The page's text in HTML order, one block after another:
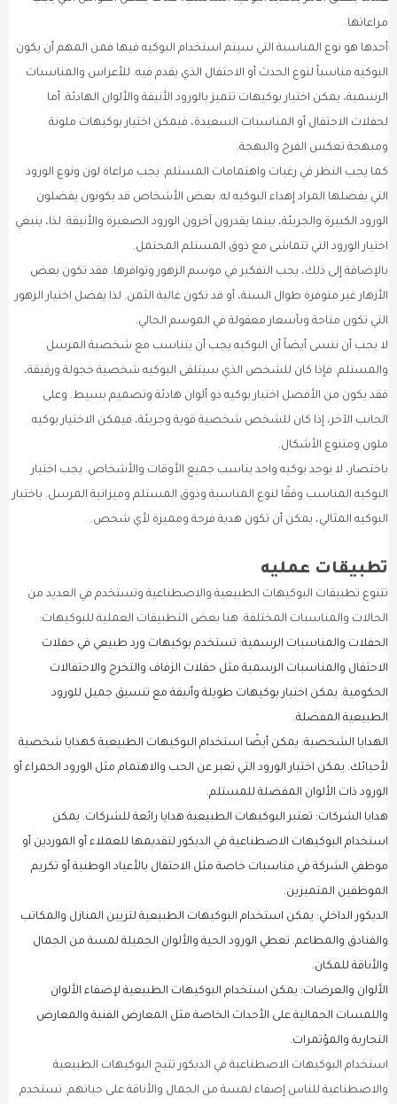
مراعاتها.
أحدها هو نوع المناسبة التي سيتم استخدام البوكيه فيها فمن المهم أن يكون
البوكيه مناسباً لنوع الحدث أو الاحتفال الذي يقدم فيه. للأعراس والمناسبات
الرسمية، يمكن اختيار بوكيهات تتميز بالورود الأنيقة والألوان الهادئة. أما
لحفلات الاحتفال أو المناسبات السعيدة، فيمكن اختيار بوكيهات ملونة
ومبهجة تعكس الفرح والبهجة.
كما يجب النظر في رغبات واهتمامات المستلم. يجب مراعاة لون ونوع الورود
التي يفضلها المراد إهداء البوكيه له. بعض الأشخاص قد يكونون يفضلون
الورود الكبيرة والجريئة، بينما يقدرون آخرون الورود الصغيرة والأنيقة. لذا، ينبغي
اختيار الورود التي تتماشى مع ذوق المستلم المحتمل.
بالإضافة إلى ذلك، يجب التفكير في موسم الزهور وتوافرها. فقد تكون بعض
الأزهار غير متوفرة طوال السنة، أو قد تكون غالية الثمن. لذا يفضل اختيار الزهور
التي تكون متاحة وبأسعار معقولة في الموسم الحالي.
لا يجب أن ننسى أيضاً أن البوكيه يجب أن يتناسب مع شخصية المرسل
والمستلم. فإذا كان للشخص الذي سيتلقى البوكيه شخصية خجولة ورقيقة،
فقد يكون من الأفضل اختيار بوكيه ذو ألوان هادئة وتصميم بسيط. وعلى
الجانب الآخر، إذا كان للشخص شخصية قوية وجريئة، فيمكن الاختيار بوكيه
ملون ومتنوع الأشكال.
باختصار، لا يوجد بوكيه واحد يناسب جميع الأوقات والأشخاص. يجب اختيار
البوكيه المناسب وفقًا لنوع المناسبة وذوق المستلم وميزانية المرسل. باختيار
البوكيه المثالي، يمكن أن تكون هدية فرحة ومميزة لأي شخص.
تطبيقات عمليه
تتنوع تطبيقات البوكيهات الطبيعية والاصطناعية وتستخدم في العديد من
الحالات والمناسبات المختلفة. هنا بعض التطبيقات العملية للبوكيهات:
الحفلات والمناسبات الرسمية: تستخدم بوكيهات ورد طبيعي في حفلات
الاحتفال والمناسبات الرسمية مثل حفلات الزفاف والتخرج والاحتفالات
الحكومية. يمكن اختيار بوكيهات طويلة وأنيقة مع تنسيق جميل للورود
الطبيعية المفضلة.
الهدايا الشخصية: يمكن أيضًا استخدام البوكيهات الطبيعية كهدايا شخصية
لأحبائك. يمكن اختيار الورود التي تعبر عن الحب والاهتمام مثل الورود الحمراء أو
الورود ذات الألوان المفضلة للمستلم.
هدايا الشركات: تعتبر البوكيهات الطبيعية هدايا رائعة للشركات. يمكن
استخدام البوكيهات الاصطناعية في الديكور لتقديمها للعملاء أو الموردين أو
موظفي الشركة في مناسبات خاصة مثل الاحتفال بالأعياد الوطنية أو تكريم
الموظفين المتميزين.
الديكور الداخلي: يمكن استخدام البوكيهات الطبيعية لتزيين المنازل والمكاتب
والفنادق والمطاعم. تعطي الورود الحية والألوان الجميلة لمسة من الجمال
والأناقة للمكان.
الألوان والعرضات: يمكن استخدام البوكيهات الطبيعية لإضفاء الألوان
واللمسات الجمالية على الأحداث الخاصة مثل المعارض الفنية والمعارض
التجارية والمؤتمرات.
استخدام البوكيهات الاصطناعية في الديكور تتيح البوكيهات الطبيعية
والاصطناعية للناس إضفاء لمسة من الجمال والأناقة على حياتهم. تستخدم